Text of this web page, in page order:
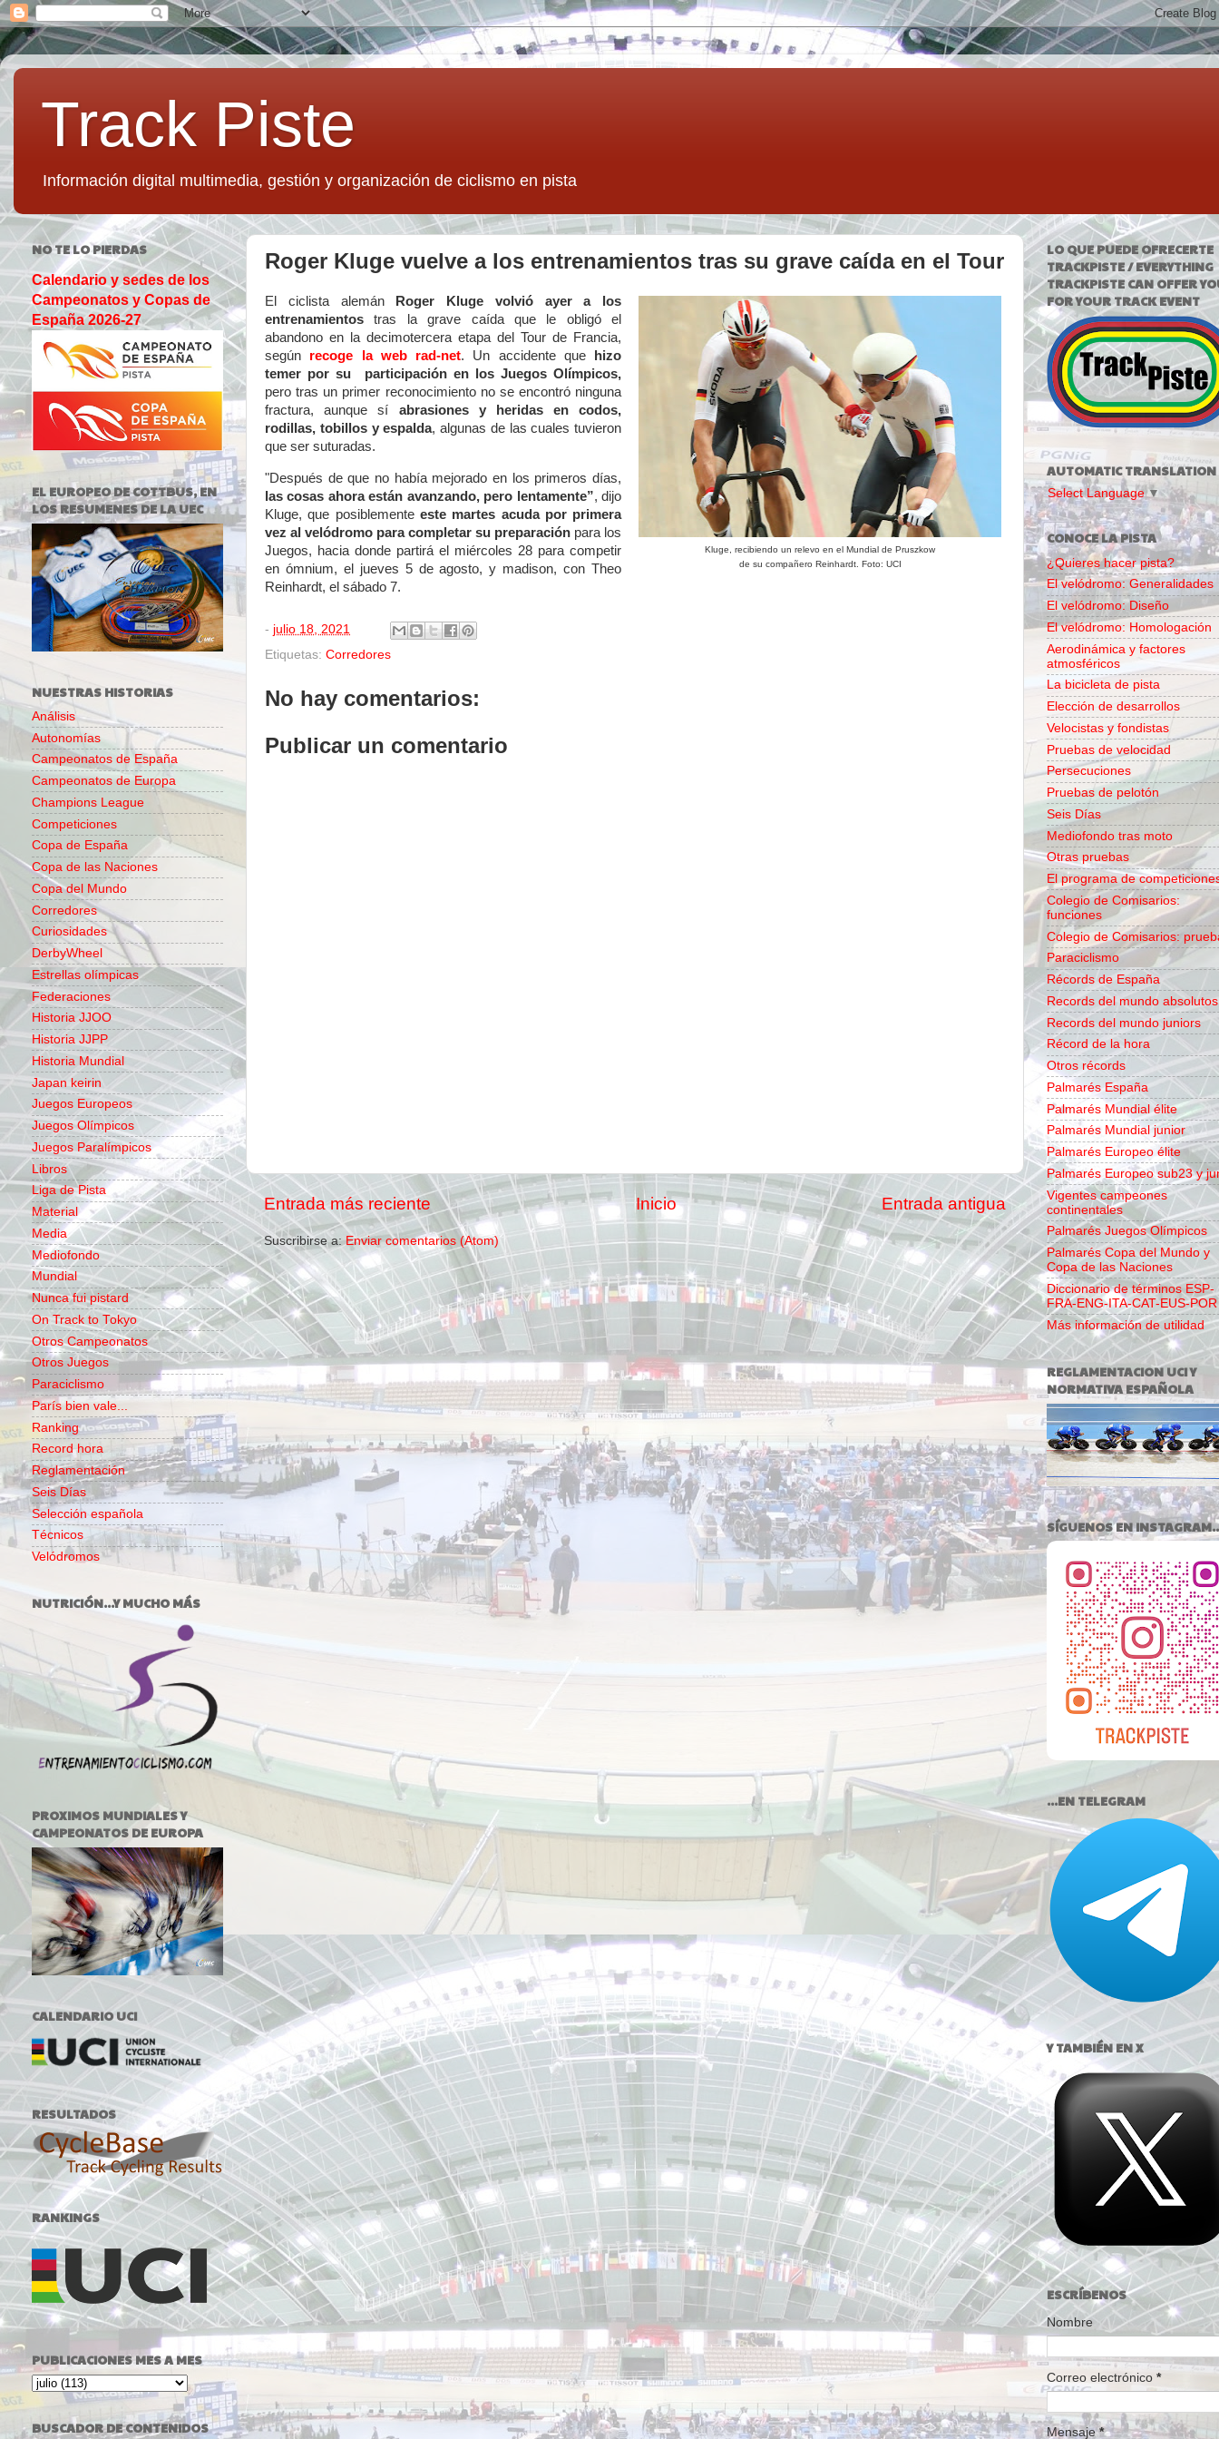
Track Piste
Información digital multimedia, gestión y organización de ciclismo en pista
Roger Kluge vuelve a los entrenamientos tras su grave caída en el Tour
Kluge, recibiendo un relevo en el Mundial de Pruszkow
de su compañero Reinhardt. Foto: UCI
El ciclista alemán
Roger Kluge volvió ayer a los
entrenamientos tras la grave caída que le obligó el
abandono en la decimotercera etapa del Tour de Francia,
según recoge la web rad-net. Un accidente que
hizo
temer por su participación en los Juegos Olímpicos,
pero tras un primer reconocimiento no se encontró ninguna
fractura, aunque sí abrasiones y heridas en codos,
rodillas, tobillos y espalda, algunas de las cuales tuvieron
que ser suturadas.
"Después de que no había mejorado en los primeros días,
las cosas ahora están avanzando, pero lentamente”, dijo
Kluge, que posiblemente este martes acuda por primera
vez al velódromo para completar su preparación para los
Juegos, hacia donde partirá el miércoles 28 para competir
en ómnium, el jueves 5 de agosto, y madison, con Theo
Reinhardt, el sábado 7.
- julio 18, 2021
Etiquetas: Corredores
No hay comentarios:
Publicar un comentario
Entrada más reciente Entrada antigua
Inicio
Suscribirse a: Enviar comentarios (Atom)
NO TE LO PIERDAS
Calendario y sedes de los
Campeonatos y Copas de
España 2026-27
EL EUROPEO DE COTTBUS, EN
LOS RESUMENES DE LA UEC
NUESTRAS HISTORIAS
Análisis
Autonomías
Campeonatos de España
Campeonatos de Europa
Champions League
Competiciones
Copa de España
Copa de las Naciones
Copa del Mundo
Corredores
Curiosidades
DerbyWheel
Estrellas olímpicas
Federaciones
Historia JJOO
Historia JJPP
Historia Mundial
Japan keirin
Juegos Europeos
Juegos Olímpicos
Juegos Paralímpicos
Libros
Liga de Pista
Material
Media
Mediofondo
Mundial
Nunca fui pistard
On Track to Tokyo
Otros Campeonatos
Otros Juegos
Paraciclismo
París bien vale...
Ranking
Record hora
Reglamentación
Seis Días
Selección española
Técnicos
Velódromos
NUTRICIÓN...Y MUCHO MÁS
PROXIMOS MUNDIALES Y
CAMPEONATOS DE EUROPA
CALENDARIO UCI
RESULTADOS
RANKINGS
PUBLICACIONES MES A MES
BUSCADOR DE CONTENIDOS
LO QUE PUEDE OFRECERTE
TRACKPISTE / EVERYTHING
TRACKPISTE CAN OFFER
FOR YOUR TRACK EVENT
AUTOMATIC TRANSLATION
Select Language ▼
CONOCE LA PISTA
¿Quieres hacer pista?
El velódromo: Generalidades
El velódromo: Diseño
El velódromo: Homologación
Aerodinámica y factores
atmosféricos
La bicicleta de pista
Elección de desarrollos
Velocistas y fondistas
Pruebas de velocidad
Persecuciones
Pruebas de pelotón
Seis Días
Mediofondo tras moto
Otras pruebas
El programa de
Colegio de Comisarios:
funciones
Colegio de Comisarios:
Paraciclismo
Récords de España
Records del mundo absolutos
Records del mundo juniors
Récord de la hora
Otros récords
Palmarés España
Palmarés Mundial élite
Palmarés Mundial junior
Palmarés Europeo élite
Palmarés Europeo sub23 y
Vigentes campeones
continentales
Palmarés Juegos Olímpicos
Palmarés Copa del Mundo y
Copa de las Naciones
Diccionario de términos ESP-
FRA-ENG-ITA-CAT-EUS-POR
Más información de utilidad
REGLAMENTACION UCI Y
NORMATIVA ESPAÑOLA
SÍGUENOS EN
...EN TELEGRAM
Y TAMBIÉN EN X
ESCRÍBENOS
Nombre
Correo electrónico *
Mensaje*